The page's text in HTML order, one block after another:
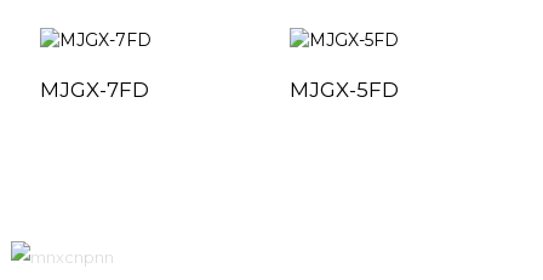
MJGX-7FD MJGX-5FD